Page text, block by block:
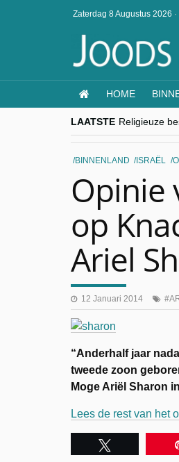
Zaterdag 8 Augustus 2026 ·
HOME
LAATSTE Religieuze
CITYTRIP |
“Vandaag zit
BINNENLAND ISRAËL
Opinie
op
Ariel
12 Januari 2014
“Anderhalf jaar
tweede zoon
Moge Ariël Sharon
Lees de rest van het